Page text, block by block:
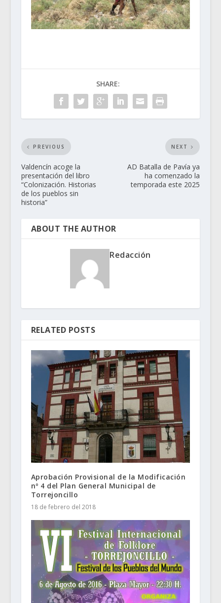
SHARE:
PREVIOUS
Valdencín acoge la
presentación del libro
“Colonización. Historias
de los pueblos sin
historia”
NEXT
AD Batalla de Pavía ya
ha comenzado la
temporada este 2025
ABOUT THE AUTHOR
Redacción
RELATED POSTS
Aprobación Provisional de la Modificación
nº 4 del Plan General Municipal de
Torrejoncillo
18 de febrero del 2018